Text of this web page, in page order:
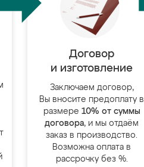
Договор
и изготовление
Заключаем договор,
Вы вносите предоплату в
размере 10% от суммы
договора, и мы отдаём
заказ в производство.
Возможна оплата в
рассрочку без %.